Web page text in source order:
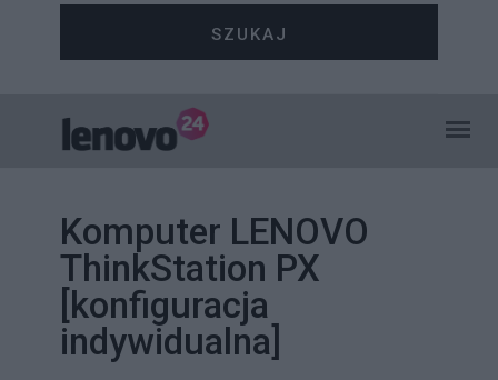
SZUKAJ
Komputer LENOVO
ThinkStation PX
[konfiguracja
indywidualna]